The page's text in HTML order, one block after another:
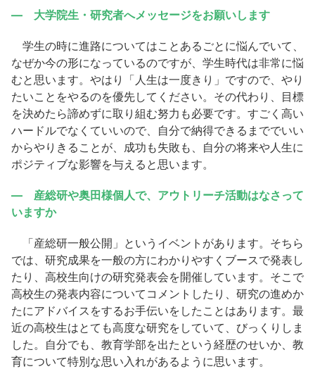
― 大学院生・研究者へメッセージをお願いします
学生の時に進路についてはことあるごとに悩んでいて、
なぜか今の形になっているのですが、学生時代は非常に悩
むと思います。やはり「人生は一度きり」ですので、やり
たいことをやるのを優先してください。その代わり、目標
を決めたら諦めずに取り組む努力も必要です。すごく高い
ハードルでなくていいので、自分で納得できるまででいい
からやりきることが、成功も失敗も、自分の将来や人生に
ポジティブな影響を与えると思います。
― 産総研や奥田様個人で、アウトリーチ活動はなさって
いますか
「産総研一般公開」というイベントがあります。そちら
では、研究成果を一般の方にわかりやすくブースで発表し
たり、高校生向けの研究発表会を開催しています。そこで
高校生の発表内容についてコメントしたり、研究の進めか
たにアドバイスをするお手伝いをしたことはあります。最
近の高校生はとても高度な研究をしていて、びっくりしま
した。自分でも、教育学部を出たという経歴のせいか、教
育について特別な思い入れがあるように思います。